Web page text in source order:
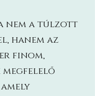
nem a túlzott
hanem az
finom,